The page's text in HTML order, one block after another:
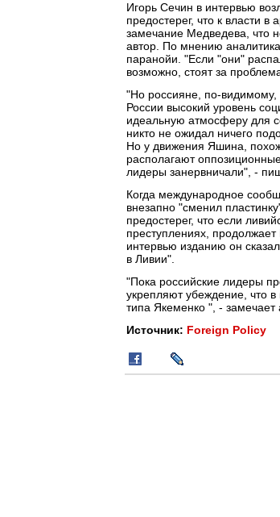
Игорь Сечин в интервью
предостерег, что к власти
замечание Медведева, что
автор. По мнению
паранойи. "Если "они"
возможно, стоят за
"Но россияне, по-видимому,
России высокий уровень
идеальную атмосферу для
никто не ожидал ничего
Но у движения Яшина,
располагают
лидеры занервничали", -
Когда международное
внезапно "сменил
предостерег, что если
преступлениях,
интервью изданию он
в Ливии".
"Пока российские лидеры
укрепляют убеждение, что
типа Якеменко ", - замечает
Источник: Foreign Policy